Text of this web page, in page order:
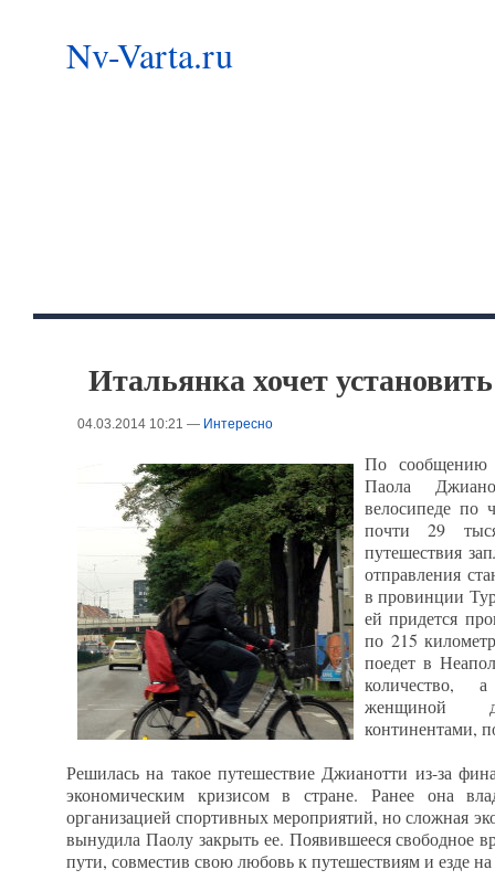
Nv-Varta.ru
Итальянка хочет
04.03.2014 10:21 — Интересно
По сообщению
Паола
велосипеде по
почти 29
путешествия
отправления
в провинции
ей придется
по 215
поедет в
количество,
женщиной
континентами,
Решилась на такое путешествие Джианотти из-за
экономическим кризисом в стране. Ранее она
организацией спортивных мероприятий, но сложная
вынудила Паолу закрыть ее. Появившееся свободное
пути, совместив свою любовь к путешествиям и езде на